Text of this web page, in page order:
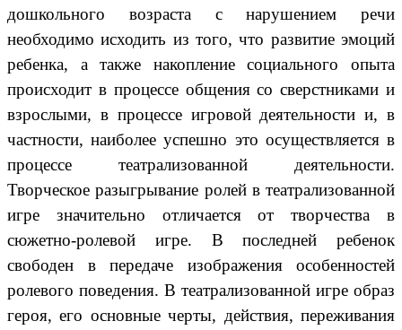
дошкольного возраста с нарушением речи
необходимо исходить из того, что развитие эмоций
ребенка, а также накопление социального опыта
происходит в процессе общения со сверстниками и
взрослыми, в процессе игровой деятельности и, в
частности, наиболее успешно это осуществляется в
процессе театрализованной деятельности.
Творческое разыгрывание ролей в театрализованной
игре значительно отличается от творчества в
сюжетно-ролевой игре. В последней ребенок
свободен в передаче изображения особенностей
ролевого поведения. В театрализованной игре образ
героя, его основные черты, действия, переживания